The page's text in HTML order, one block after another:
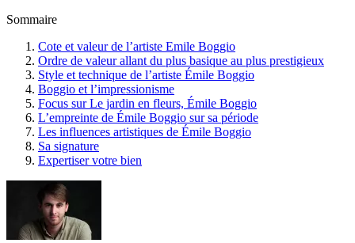
Sommaire
Cote et valeur de l’artiste Emile Boggio
Ordre de valeur allant du plus basique au plus prestigieux
Style et technique de l’artiste Émile Boggio
Boggio et l’impressionisme
Focus sur Le jardin en fleurs, Émile Boggio
L’empreinte de Émile Boggio sur sa période
Les influences artistiques de Émile Boggio
Sa signature
Expertiser votre bien